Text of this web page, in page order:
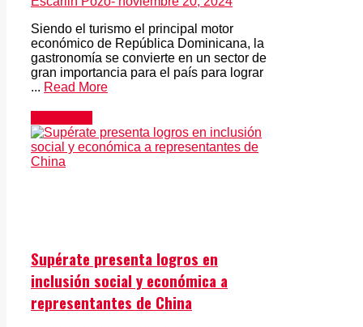
Siendo el turismo el principal motor
económico de República Dominicana, la
gastronomía se convierte en un sector de
gran importancia para el país para lograr
... Read More
Supérate presenta logros en
inclusión social y económica a
representantes de China